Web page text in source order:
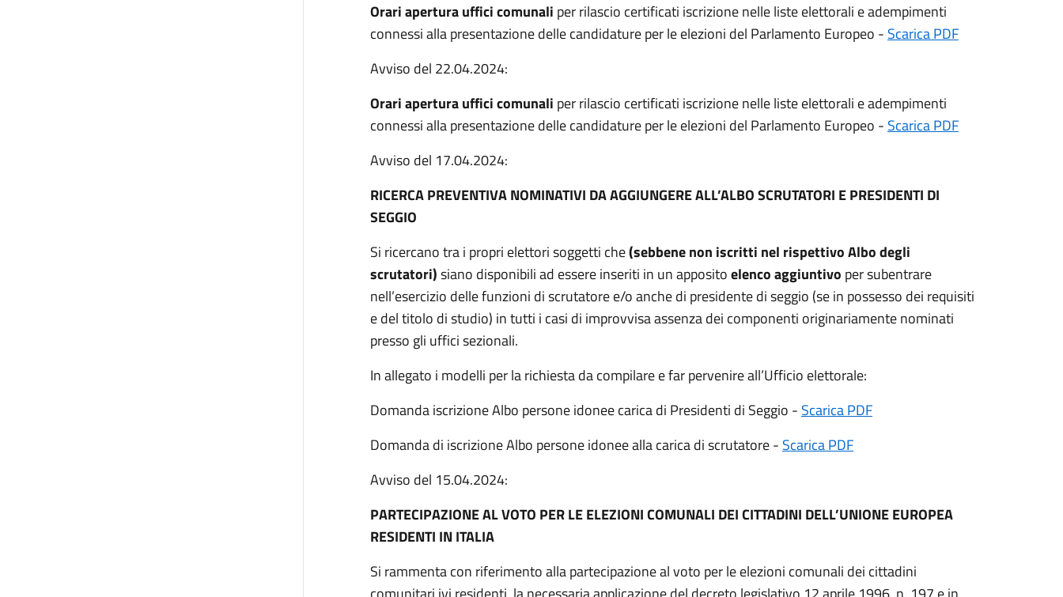
Orari apertura uffici comunali per rilascio certificati iscrizione nelle liste elettorali e adempimenti
connessi alla presentazione delle candidature per le elezioni del Parlamento Europeo - Scarica PDF
Avviso del 22.04.2024:
Orari apertura uffici comunali per rilascio certificati iscrizione nelle liste elettorali e adempimenti
connessi alla presentazione delle candidature per le elezioni del Parlamento Europeo - Scarica PDF
Avviso del 17.04.2024:
RICERCA PREVENTIVA NOMINATIVI DA AGGIUNGERE ALL’ALBO SCRUTATORI E PRESIDENTI DI
SEGGIO
Si ricercano tra i propri elettori soggetti che(sebbene non iscritti nel rispettivo Albo degli
scrutatori)siano disponibili ad essere inseriti in un appositoelenco aggiuntivo per subentrare
nell’esercizio delle funzioni di scrutatore e/o anche di presidente di seggio (se in possesso dei requisiti
e del titolo di studio) in tutti i casi di improvvisa assenza dei componenti originariamente nominati
presso gli uffici sezionali.
In allegato i modelli per la richiesta da compilare e far pervenire all’Ufficio elettorale:
Domanda iscrizione Albo persone idonee carica di Presidenti di Seggio - Scarica PDF
Domanda di iscrizione Albo persone idonee alla carica di scrutatore - Scarica PDF
Avviso del 15.04.2024:
PARTECIPAZIONE AL VOTO PER LE ELEZIONI COMUNALI DEI CITTADINI DELL’UNIONE EUROPEA
RESIDENTI IN ITALIA
Si rammenta con riferimento alla partecipazione al voto per le elezioni comunali dei cittadini